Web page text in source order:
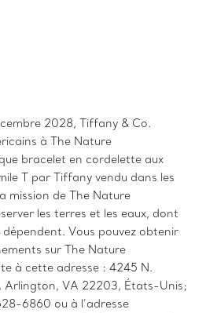
2028, Tiffany & Co.
à The Nature
bracelet en cordelette aux
T par Tiffany vendu dans les
mission de The Nature
les terres et les eaux, dont
Vous pouvez obtenir
sur The Nature
à cette adresse : 4245 N.
Arlington, VA 22203, États-Unis;
6860 ou à l’adresse